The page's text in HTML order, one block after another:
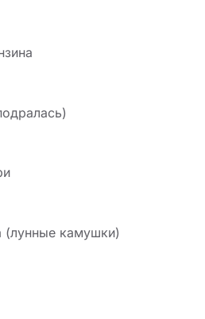
(лунные камушки)